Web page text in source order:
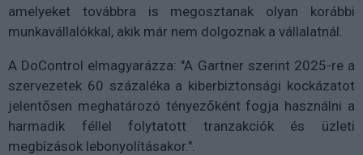
amelyeket továbbra is megosztanak olyan korábbi
munkavállalókkal, akik már nem dolgoznak a vállalatnál.
A DoControl elmagyarázza: "A Gartner szerint 2025-re a
szervezetek 60 százaléka a kiberbiztonsági kockázatot
jelentősen meghatározó tényezőként fogja használni a
harmadik féllel folytatott tranzakciók és üzleti
megbízások lebonyolításakor.".